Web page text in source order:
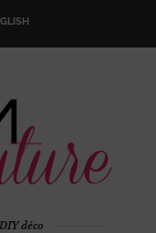
déco